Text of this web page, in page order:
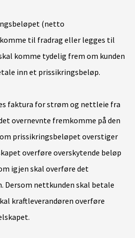
(netto
til fradrag eller legges til
komme tydelig frem om kunden
inn et prissikringsbeløp.
faktura for strøm og nettleie fra
overnevnte fremkomme på den
prissikringsbeløpet overstiger
overføre overskytende beløp
igjen skal overføre det
Dersom nettkunden skal betale
kraftleverandøren overføre